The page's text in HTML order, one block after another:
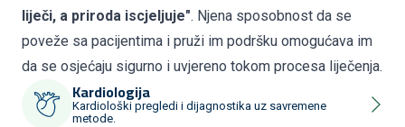
liječi, a priroda iscjeljuje". Njena sposobnost da se
poveže sa pacijentima i pruži im podršku omogućava im
da se osjećaju sigurno i uvjereno tokom procesa liječenja.
Kardiologija
Kardiološki pregledi i dijagnostika uz savremene
metode.